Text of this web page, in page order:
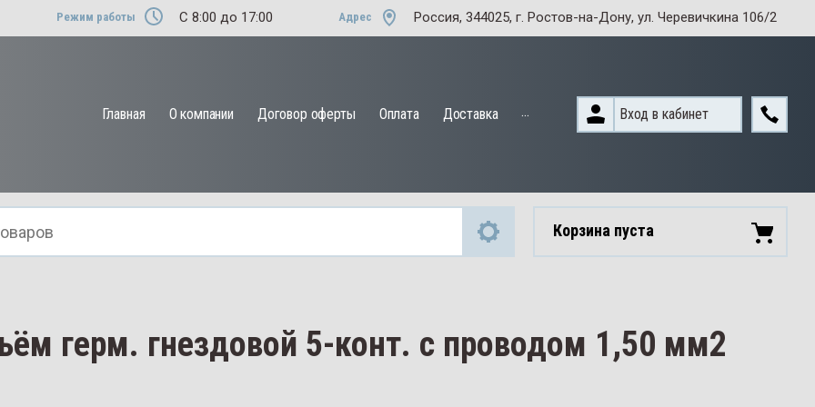
Режим работы C 8:00 до 17:00 Адрес Россия, 344025, г. Ростов-на-Дону, ул. Черевичкина 106/2
Главная О компании Договор оферты Оплата Доставка ... Вход в кабинет
Корзина пуста
герм. гнездовой 5-конт. с проводом 1,50 мм2